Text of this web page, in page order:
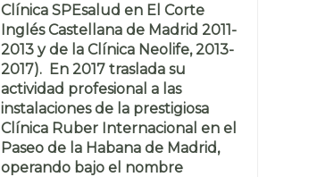
Clínica SPEsalud en El Corte
Inglés Castellana de Madrid 2011-
2013 y de la Clínica Neolife, 2013-
2017). En 2017 traslada su
actividad profesional a las
instalaciones de la prestigiosa
Clínica Ruber Internacional en el
Paseo de la Habana de Madrid,
operando bajo el nombre